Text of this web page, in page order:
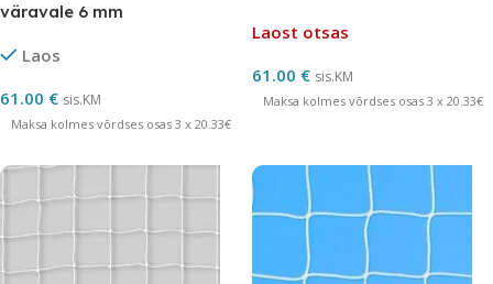
väravale 6 mm
Laos
61.00 € sis.KM
Maksa kolmes võrdses osas 3 x 20.33€
Laost otsas
61.00 € sis.KM
Maksa kolmes võrdses osas 3 x 20.33€